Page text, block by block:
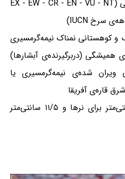
گونه‌ی با کم‌ترین نگرانی (EX - EW - CR - EN - VU - NT
کوهستانی نمناک نیمه‌گرمسیری
همیشگی (دربرگیرنده‌ی آبشارها)
شده‌ی نیمه‌گرمسیری یا
قاره‌ی آفریقا
بدن به درازای ۱۰/۶ سانتی‌متر برای نرها و ۱۱/۵ سانتی‌متر